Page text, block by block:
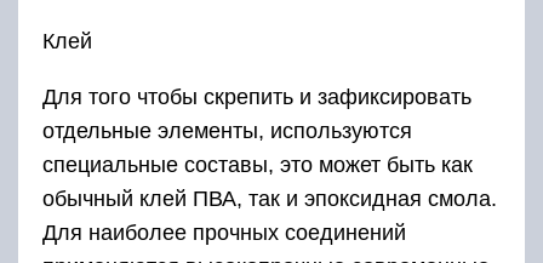
Клей
Для того чтобы скрепить и зафиксировать
отдельные элементы, используются
специальные составы, это может быть как
обычный клей ПВА, так и эпоксидная смола.
Для наиболее прочных соединений